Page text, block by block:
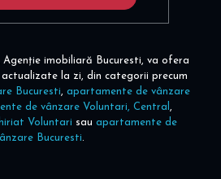
imobiliară Bucuresti, va ofera
la zi, din categorii precum
Bucuresti, apartamente de vânzare
de vânzare Voluntari, Central ,
Voluntari sau apartamente de
Bucuresti.